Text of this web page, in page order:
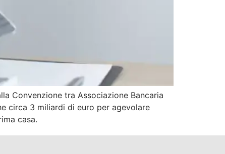
Convenzione tra Associazione Bancaria
circa 3 miliardi di euro per agevolare
casa.